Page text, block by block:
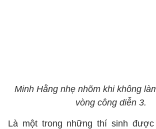
Minh Hằng nhẹ nhõm khi không
vòng công diễn 3.
Là một trong những thí sinh